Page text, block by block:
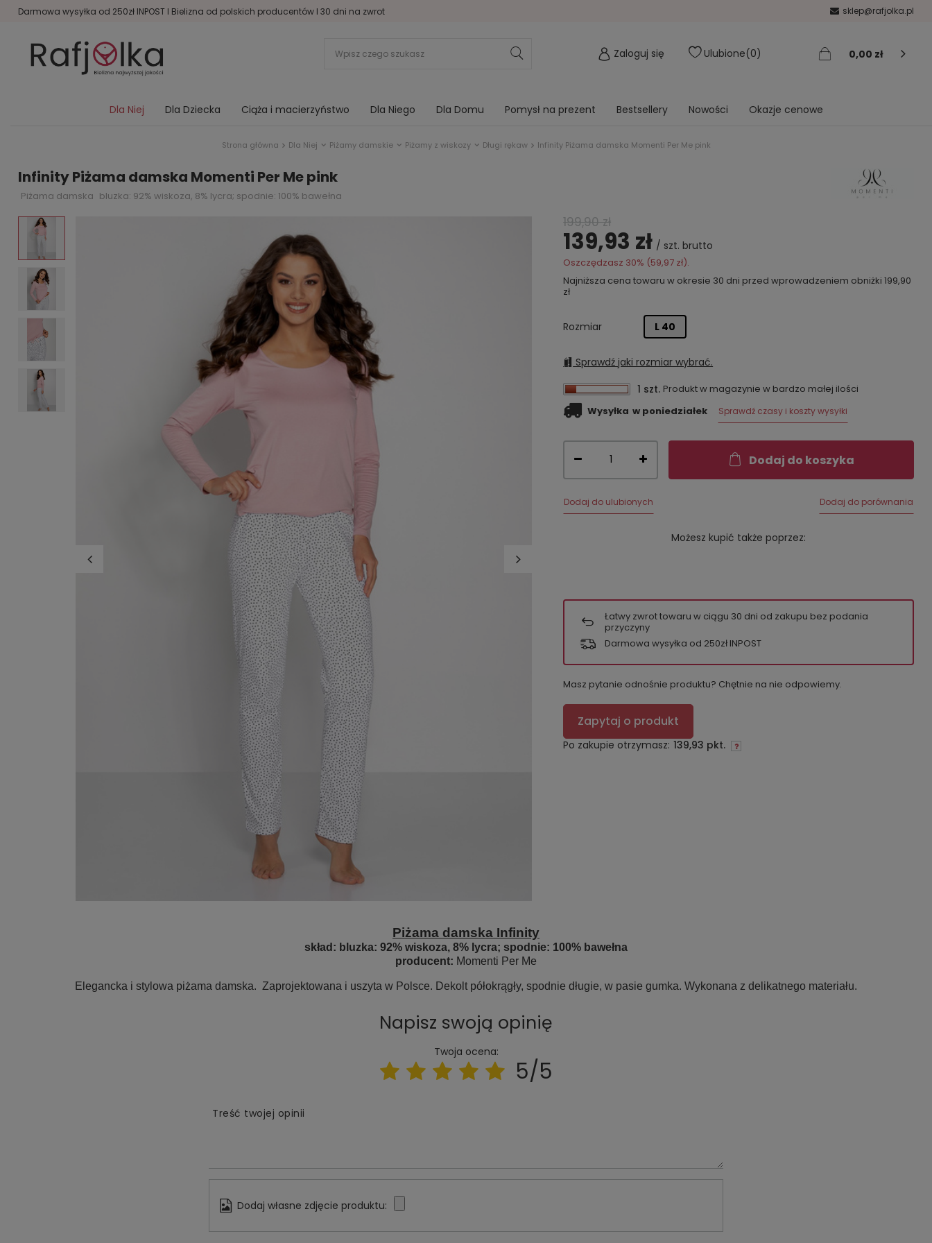
Darmowa wysyłka od 250zł INPOST I Bielizna od polskich producentów I 30 dni na zwrot sklep@rafjolka.pl
Zaloguj się Ulubione 0 0,00 zł
Dla Niej Dla Dziecka Ciąża i macierzyństwo Dla Niego Dla Domu Pomysł na prezent Bestsellery Nowości Okazje cenowe
Strona główna Dla Niej Piżamy damskie Piżamy z wiskozy Długi rękaw Infinity Piżama damska Momenti Per Me pink
Infinity Piżama damska Momenti Per Me pink
Piżama damska bluzka: 92% wiskoza, 8% lycra; spodnie: 100% bawełna
199,90 zł
139,93 zł / szt. brutto
Oszczędzasz 30% (59,97 zł).
Najniższa cena towaru w okresie 30 dni przed wprowadzeniem obniżki199,90
zł
Rozmiar L 40
Sprawdź jaki rozmiar wybrać.
1 szt. Produkt w magazynie w bardzo małej ilości
Wysyłka w poniedziałek Sprawdź czasy i koszty wysyłki
Dodaj do koszyka
Dodaj do ulubionych Dodaj do porównania
Możesz kupić także poprzez:
Łatwy zwrot towaru w ciągu 30 dni od zakupu bez podania
przyczyny
Darmowa wysyłka od 250zł INPOST
Masz pytanie odnośnie produktu? Chętnie na nie odpowiemy.
Zapytaj o produkt
Po zakupie otrzymasz: 139,93 pkt.
Piżama damska Infinity
skład: bluzka: 92% wiskoza, 8% lycra; spodnie: 100% bawełna
producent: Momenti Per Me
Elegancka i stylowa piżama damska. Zaprojektowana i uszyta w Polsce. Dekolt półokrągły, spodnie długie, w pasie gumka. Wykonana z delikatnego materiału.
Napisz swoją opinię
Twoja ocena:
5/5
Treść twojej opinii
Dodaj własne zdjęcie produktu: